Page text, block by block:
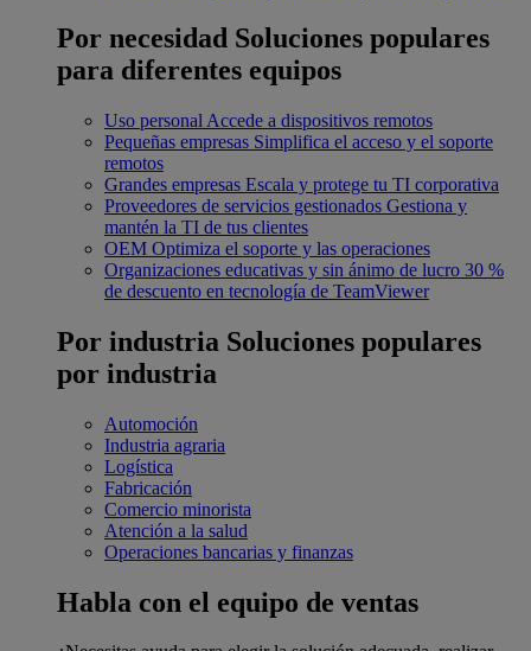
Por necesidad Soluciones populares
para diferentes equipos
Uso personal Accede a dispositivos remotos
Pequeñas empresas Simplifica el acceso y el soporte
remotos
Grandes empresas Escala y protege tu TI corporativa
Proveedores de servicios gestionados Gestiona y
mantén la TI de tus clientes
OEM Optimiza el soporte y las operaciones
Organizaciones educativas y sin ánimo de lucro 30 %
de descuento en tecnología de TeamViewer
Por industria Soluciones populares
por industria
Automoción
Industria agraria
Logística
Fabricación
Comercio minorista
Atención a la salud
Operaciones bancarias y finanzas
Habla con el equipo de ventas